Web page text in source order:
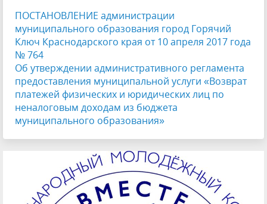
ПОСТАНОВЛЕНИЕ администрации
муниципального образования город Горячий
Ключ Краснодарского края от 10 апреля 2017 года
№ 764
Об утверждении административного регламента
предоставления муниципальной услуги «Возврат
платежей физических и юридических лиц по
неналоговым доходам из бюджета
муниципального образования»